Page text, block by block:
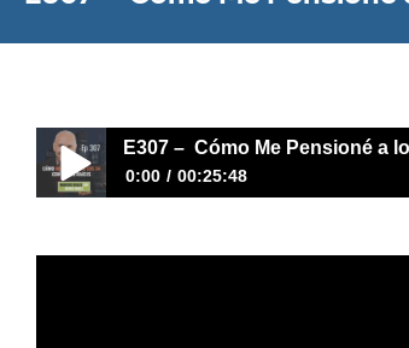
E307 – Cómo Me Pensioné a
0:00 00:25:48